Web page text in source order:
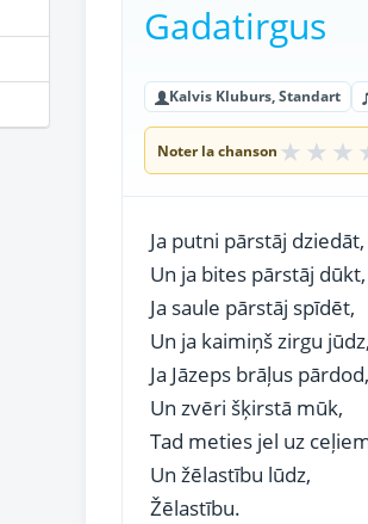
Gadatirgus
Kalvis Kluburs, Standart
Noter la chanson ★ ★ ★
Ja putni pārstāj dziedāt,
Un ja bites pārstāj dūkt,
Ja saule pārstāj spīdēt,
Un ja kaimiņš zirgu jūdz,
Ja Jāzeps brāļus pārdod,
Un zvēri šķirstā mūk,
Tad meties jel uz
Un žēlastību lūdz,
Žēlastību.